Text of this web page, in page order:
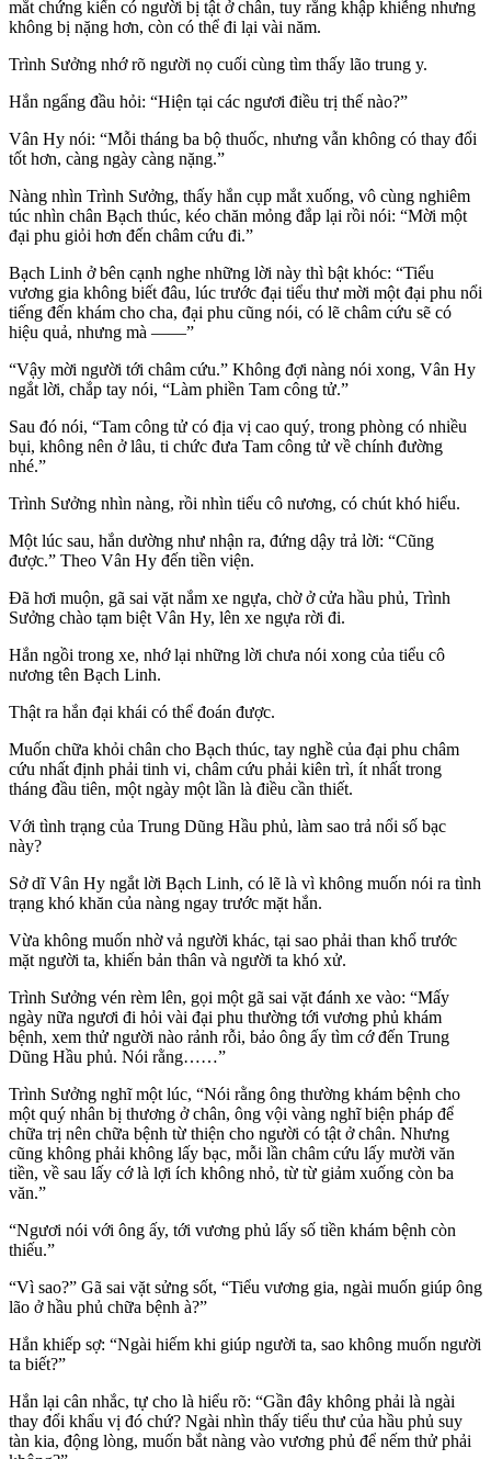
mắt chứng kiến có người bị tật ở chân, tuy rằng khập khiễng nhưng
không bị nặng hơn, còn có thể đi lại vài năm.
Trình Sưởng nhớ rõ người nọ cuối cùng tìm thấy lão trung y.
Hắn ngẩng đầu hỏi: “Hiện tại các ngươi điều trị thế nào?”
Vân Hy nói: “Mỗi tháng ba bộ thuốc, nhưng vẫn không có thay đổi
tốt hơn, càng ngày càng nặng.”
Nàng nhìn Trình Sưởng, thấy hắn cụp mắt xuống, vô cùng nghiêm
túc nhìn chân Bạch thúc, kéo chăn mỏng đắp lại rồi nói: “Mời một
đại phu giỏi hơn đến châm cứu đi.”
Bạch Linh ở bên cạnh nghe những lời này thì bật khóc: “Tiểu
vương gia không biết đâu, lúc trước đại tiểu thư mời một đại phu nổi
tiếng đến khám cho cha, đại phu cũng nói, có lẽ châm cứu sẽ có
hiệu quả, nhưng mà ——”
“Vậy mời người tới châm cứu.” Không đợi nàng nói xong, Vân Hy
ngắt lời, chắp tay nói, “Làm phiền Tam công tử.”
Sau đó nói, “Tam công tử có địa vị cao quý, trong phòng có nhiều
bụi, không nên ở lâu, ti chức đưa Tam công tử về chính đường
nhé.”
Trình Sưởng nhìn nàng, rồi nhìn tiểu cô nương, có chút khó hiểu.
Một lúc sau, hắn dường như nhận ra, đứng dậy trả lời: “Cũng
được.” Theo Vân Hy đến tiền viện.
Đã hơi muộn, gã sai vặt nắm xe ngựa, chờ ở cửa hầu phủ, Trình
Sưởng chào tạm biệt Vân Hy, lên xe ngựa rời đi.
Hắn ngồi trong xe, nhớ lại những lời chưa nói xong của tiểu cô
nương tên Bạch Linh.
Thật ra hắn đại khái có thể đoán được.
Muốn chữa khỏi chân cho Bạch thúc, tay nghề của đại phu châm
cứu nhất định phải tinh vi, châm cứu phải kiên trì, ít nhất trong
tháng đầu tiên, một ngày một lần là điều cần thiết.
Với tình trạng của Trung Dũng Hầu phủ, làm sao trả nổi số bạc
này?
Sở dĩ Vân Hy ngắt lời Bạch Linh, có lẽ là vì không muốn nói ra tình
trạng khó khăn của nàng ngay trước mặt hắn.
Vừa không muốn nhờ vả người khác, tại sao phải than khổ trước
mặt người ta, khiến bản thân và người ta khó xử.
Trình Sưởng vén rèm lên, gọi một gã sai vặt đánh xe vào: “Mấy
ngày nữa ngươi đi hỏi vài đại phu thường tới vương phủ khám
bệnh, xem thử người nào rảnh rỗi, bảo ông ấy tìm cớ đến Trung
Dũng Hầu phủ. Nói rằng……”
Trình Sưởng nghĩ một lúc, “Nói rằng ông thường khám bệnh cho
một quý nhân bị thương ở chân, ông vội vàng nghĩ biện pháp để
chữa trị nên chữa bệnh từ thiện cho người có tật ở chân. Nhưng
cũng không phải không lấy bạc, mỗi lần châm cứu lấy mười văn
tiền, về sau lấy cớ là lợi ích không nhỏ, từ từ giảm xuống còn ba
văn.”
“Ngươi nói với ông ấy, tới vương phủ lấy số tiền khám bệnh còn
thiếu.”
“Vì sao?” Gã sai vặt sửng sốt, “Tiểu vương gia, ngài muốn giúp ông
lão ở hầu phủ chữa bệnh à?”
Hắn khiếp sợ: “Ngài hiếm khi giúp người ta, sao không muốn người
ta biết?”
Hắn lại cân nhắc, tự cho là hiểu rõ: “Gần đây không phải là ngài
thay đổi khẩu vị đó chứ? Ngài nhìn thấy tiểu thư của hầu phủ suy
tàn kia, động lòng, muốn bắt nàng vào vương phủ để nếm thử phải